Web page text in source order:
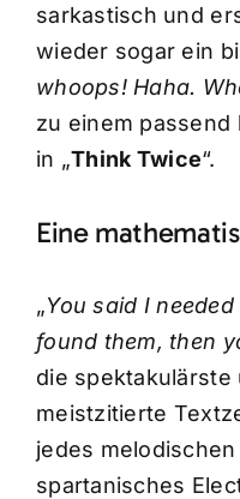
sarkastisch und
wieder sogar ein
whoops! Haha.
zu einem
in „Think Twice“.
Eine
„You said I
found them, then
die spektakulärste
meistzitierte
jedes
spartanisches